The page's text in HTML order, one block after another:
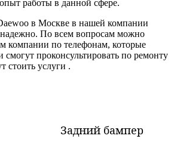
работы в данной сфере.
в Москве в нашей компании
По всем вопросам можно
компании по телефонам, которые
проконсультировать по ремонту
стоить услуги .
Задний бампер